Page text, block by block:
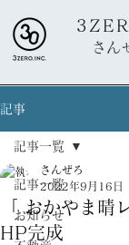
さん
記事
記事一覧
お知らせ
記事一覧
「 おかやま晴
HP完成
さんぜろ
2022年9月16日